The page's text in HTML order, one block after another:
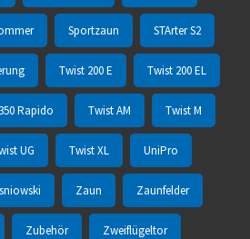
Sportzaun STArter S2
Twist 200 E Twist 200 EL
Rapido Twist AM Twist M
UG Twist XL UniPro
Zaun Zaunfelder
Zubehör Zweiflügeltor